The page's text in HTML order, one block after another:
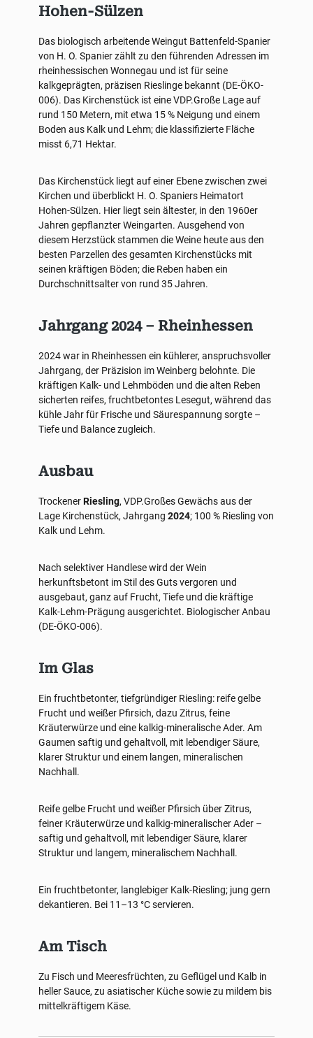
Hohen-Sülzen
Das biologisch arbeitende Weingut Battenfeld-Spanier
von H. O. Spanier zählt zu den führenden Adressen im
rheinhessischen Wonnegau und ist für seine
kalkgeprägten, präzisen Rieslinge bekannt (DE-ÖKO-
006). Das Kirchenstück ist eine VDP.Große Lage auf
rund 150 Metern, mit etwa 15 % Neigung und einem
Boden aus Kalk und Lehm; die klassifizierte Fläche
misst 6,71 Hektar.
Das Kirchenstück liegt auf einer Ebene zwischen zwei
Kirchen und überblickt H. O. Spaniers Heimatort
Hohen-Sülzen. Hier liegt sein ältester, in den 1960er
Jahren gepflanzter Weingarten. Ausgehend von
diesem Herzstück stammen die Weine heute aus den
besten Parzellen des gesamten Kirchenstücks mit
seinen kräftigen Böden; die Reben haben ein
Durchschnittsalter von rund 35 Jahren.
Jahrgang 2024 – Rheinhessen
2024 war in Rheinhessen ein kühlerer, anspruchsvoller
Jahrgang, der Präzision im Weinberg belohnte. Die
kräftigen Kalk- und Lehmböden und die alten Reben
sicherten reifes, fruchtbetontes Lesegut, während das
kühle Jahr für Frische und Säurespannung sorgte –
Tiefe und Balance zugleich.
Ausbau
TrockenerRiesling, VDP.Großes Gewächs aus der
Lage Kirchenstück, Jahrgang 2024; 100 % Riesling von
Kalk und Lehm.
Nach selektiver Handlese wird der Wein
herkunftsbetont im Stil des Guts vergoren und
ausgebaut, ganz auf Frucht, Tiefe und die kräftige
Kalk-Lehm-Prägung ausgerichtet. Biologischer Anbau
(DE-ÖKO-006).
Im Glas
Ein fruchtbetonter, tiefgründiger Riesling: reife gelbe
Frucht und weißer Pfirsich, dazu Zitrus, feine
Kräuterwürze und eine kalkig-mineralische Ader. Am
Gaumen saftig und gehaltvoll, mit lebendiger Säure,
klarer Struktur und einem langen, mineralischen
Nachhall.
Reife gelbe Frucht und weißer Pfirsich über Zitrus,
feiner Kräuterwürze und kalkig-mineralischer Ader –
saftig und gehaltvoll, mit lebendiger Säure, klarer
Struktur und langem, mineralischem Nachhall.
Ein fruchtbetonter, langlebiger Kalk-Riesling; jung gern
dekantieren. Bei 11–13 °C servieren.
Am Tisch
Zu Fisch und Meeresfrüchten, zu Geflügel und Kalb in
heller Sauce, zu asiatischer Küche sowie zu mildem bis
mittelkräftigem Käse.